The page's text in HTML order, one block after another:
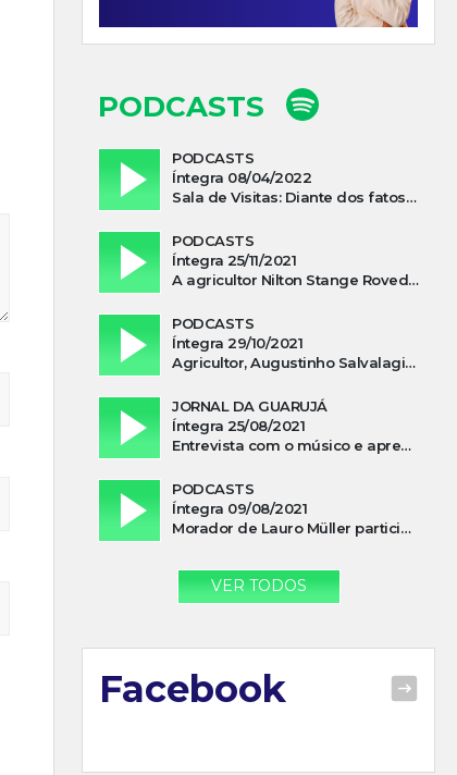
PODCASTS
PODCASTS
Íntegra 08/04/2022
Sala de Visitas: Diante dos fatos que influenciam a economia o que podemos esperar de 2022
PODCASTS
Íntegra 25/11/2021
A agricultor Nilton Stange Roveda, afirma ter recebido ajuda espiritual durante acidente
PODCASTS
Íntegra 29/10/2021
Agricultor, Augustinho Salvalagio, relata sobre aparição do Cavaleiro Negro no Rio das Furnas
JORNAL DA GUARUJÁ
Íntegra 25/08/2021
Entrevista com o músico e apresentador, Lismael Ferrareis, no Cidade e Campo
PODCASTS
Íntegra 09/08/2021
Morador de Lauro Müller participa de motociata em apoio a Bolsonaro
VER TODOS
Facebook